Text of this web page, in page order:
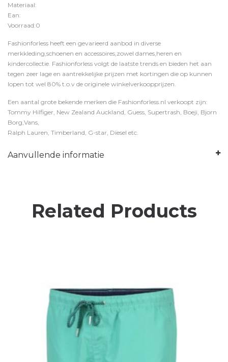
Materiaal:
Ean:
Voorraad:0
Fashionforless heeft een gevarieerd aanbod in diverse
merkkleding,schoenen en accessoires,zowel dames,heren en
kindercollectie. Fashionforless volgt de laatste trends en bieden het aan
tegen zeer lage en aantrekkelijke prijzen met kortingen die op kunnen
lopen tot wel 80% t.o.v de originele winkelverkoopprijzen.
Een aantal grote bekende merken die Fashionforless.nl verkoopt zijn:
Tommy Hilfiger, New Zealand Auckland, Guess, Supertrash, Boeji, Bjorn
Borg,Vans,
Ralph Lauren, Timberland, G-star, Diesel etc.
Aanvullende informatie
Related Products